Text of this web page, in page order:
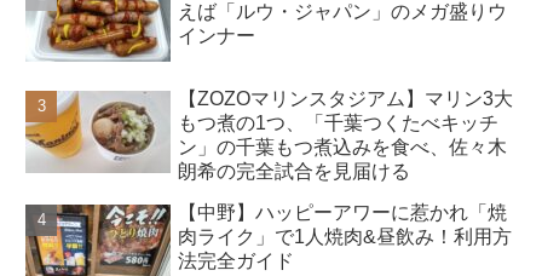
えば「ルウ・ジャパン」のメガ盛りウ
インナー
【ZOZOマリンスタジアム】マリン3大
もつ煮の1つ、「千葉つくたべキッチ
ン」の千葉もつ煮込みを食べ、佐々木
朗希の完全試合を見届ける
【中野】ハッピーアワーに惹かれ「焼
肉ライク」で1人焼肉&昼飲み！利用方
法完全ガイド